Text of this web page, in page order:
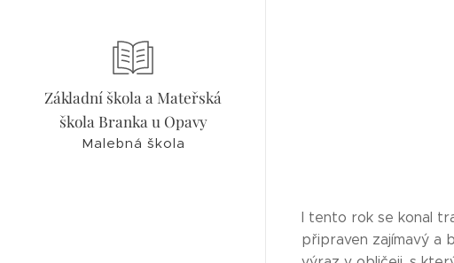
Základní škola a Mateřská
škola Branka u Opavy
Malebná škola
I tento rok se konal
připraven zajímavý a